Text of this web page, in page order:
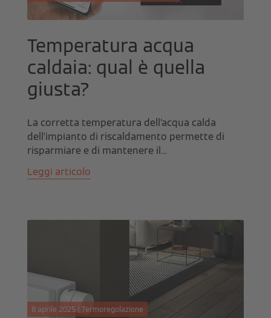
Temperatura acqua
caldaia: qual è quella
giusta?
La corretta temperatura dell’acqua calda
dell’impianto di riscaldamento permette di
risparmiare e di mantenere il...
Leggi articolo
8 aprile 2025 | Termoregolazione